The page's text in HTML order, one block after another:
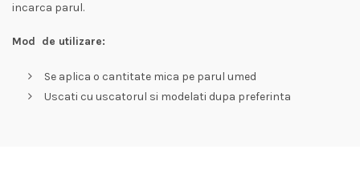
incarca parul.
Mod de utilizare:
Se aplica o cantitate mica pe parul umed
Uscati cu uscatorul si modelati dupa preferinta